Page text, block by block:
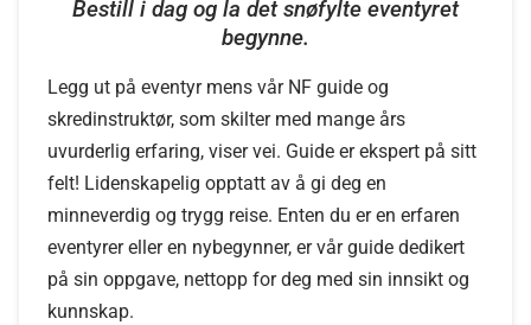
Bestill i dag og la det snøfylte eventyret
begynne.
Legg ut på eventyr mens vår NF guide og
skredinstruktør, som skilter med mange års
uvurderlig erfaring, viser vei. Guide er ekspert på sitt
felt! Lidenskapelig opptatt av å gi deg en
minneverdig og trygg reise. Enten du er en erfaren
eventyrer eller en nybegynner, er vår guide dedikert
på sin oppgave, nettopp for deg med sin innsikt og
kunnskap.